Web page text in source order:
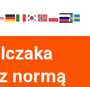
normą